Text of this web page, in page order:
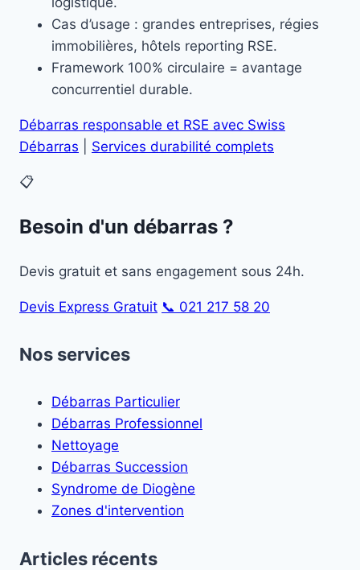
Cas d’usage : grandes entreprises, régies
immobilières, hôtels reporting RSE.
Framework 100% circulaire = avantage
concurrentiel durable.
Débarras responsable et RSE avec Swiss
Débarras
Services durabilité complets
📋
Besoin d'un débarras ?
Devis gratuit et sans engagement sous 24h.
Devis Express Gratuit 📞 021 217 58 20
Nos services
Débarras Particulier
Débarras Professionnel
Nettoyage
Débarras Succession
Syndrome de Diogène
Zones d'intervention
Articles récents